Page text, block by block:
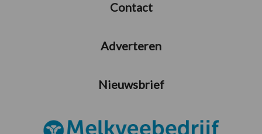
Contact
Adverteren
Nieuwsbrief